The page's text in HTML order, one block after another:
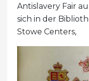
Antislavery Fair
sich in der
Stowe Centers,